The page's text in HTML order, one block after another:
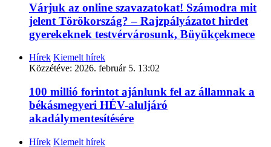
Várjuk az online szavazatokat! Számodra mit
jelent Törökország? – Rajzpályázatot hirdet
gyerekeknek testvérvárosunk, Büyükçekmece
Hírek Kiemelt hírek
Közzétéve: 2026. február 5. 13:02
100 millió forintot ajánlunk fel az államnak a
békásmegyeri HÉV-aluljáró
akadálymentesítésére
Hírek Kiemelt hírek